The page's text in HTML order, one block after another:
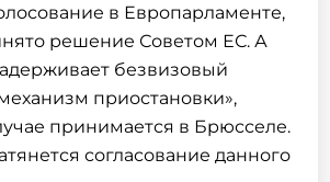
в Европарламенте,
решение Советом ЕС. А
безвизовый
приостановки»,
принимается в Брюсселе.
согласование данного